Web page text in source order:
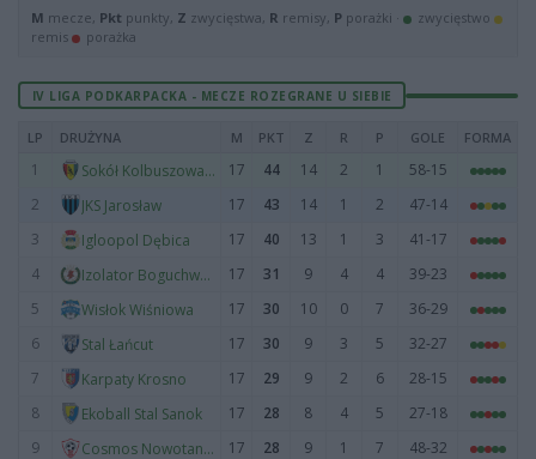
M mecze, Pkt punkty, Z zwycięstwa, R remisy, P porażki ·
zwycięstwo
remis
porażka
IV LIGA PODKARPACKA - MECZE ROZEGRANE U SIEBIE
LP DRUŻYNA M PKT Z R P GOLE FORMA
1 Sokół Kolbuszowa Dolna 17 44 14 2 1
58-15
2
JKS Jarosław 17 43 14 1 2
47-14
3
Igloopol Dębica 17 40 13 1 3
41-17
4
Izolator Boguchwała 17 31 9 4 4
39-23
5
Wisłok Wiśniowa 17 30 10 0 7
36-29
6
Stal Łańcut 17 30 9 3 5
32-27
7
Karpaty Krosno 17 29 9 2 6
28-15
8
Ekoball Stal Sanok 17 28 8 4 5
27-18
9
Cosmos Nowotaniec 17 28 9 1 7 48-32